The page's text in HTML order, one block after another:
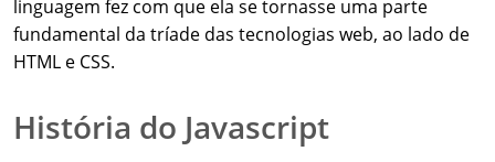
linguagem fez com que ela se tornasse uma parte
fundamental da tríade das tecnologias web, ao lado de
HTML e CSS.
História do Javascript